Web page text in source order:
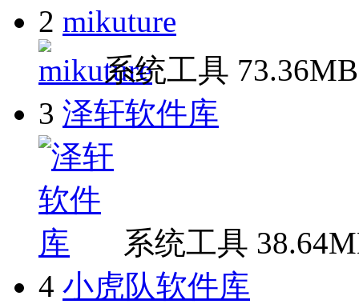
2 mikuture
系统工具 73.36MB
3 泽轩软件库
系统工具
4 小虎队软件库